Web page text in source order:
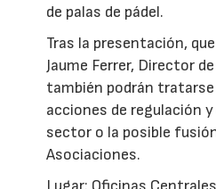
de palas de pádel.
Tras la presentación,
Jaume Ferrer, Director
también podrán
acciones de regulación
sector o la posible
Asociaciones.